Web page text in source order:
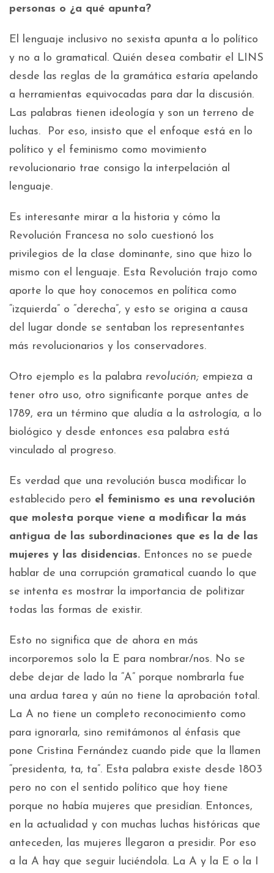
personas o ¿a qué apunta?
El lenguaje inclusivo no sexista apunta a lo político
y no a lo gramatical. Quién desea combatir el LINS
desde las reglas de la gramática estaría apelando
a herramientas equivocadas para dar la discusión.
Las palabras tienen ideología y son un terreno de
luchas. Por eso, insisto que el enfoque está en lo
político y el feminismo como movimiento
revolucionario trae consigo la interpelación al
lenguaje.
Es interesante mirar a la historia y cómo la
Revolución Francesa no solo cuestionó los
privilegios de la clase dominante, sino que hizo lo
mismo con el lenguaje. Esta Revolución trajo como
aporte lo que hoy conocemos en política como
“izquierda” o “derecha”, y esto se origina a causa
del lugar donde se sentaban los representantes
más revolucionarios y los conservadores.
Otro ejemplo es la palabra revolución; empieza a
tener otro uso, otro significante porque antes de
1789, era un término que aludía a la astrología, a lo
biológico y desde entonces esa palabra está
vinculado al progreso.
Es verdad que una revolución busca modificar lo
establecido pero el feminismo es una revolución
que molesta porque viene a modificar la más
antigua de las subordinaciones que es la de las
mujeres y las disidencias. Entonces no se puede
hablar de una corrupción gramatical cuando lo que
se intenta es mostrar la importancia de politizar
todas las formas de existir.
Esto no significa que de ahora en más
incorporemos solo la E para nombrar/nos. No se
debe dejar de lado la “A” porque nombrarla fue
una ardua tarea y aún no tiene la aprobación total.
La A no tiene un completo reconocimiento como
para ignorarla, sino remitámonos al énfasis que
pone Cristina Fernández cuando pide que la llamen
“presidenta, ta, ta”. Esta palabra existe desde 1803
pero no con el sentido político que hoy tiene
porque no había mujeres que presidían. Entonces,
en la actualidad y con muchas luchas históricas que
anteceden, las mujeres llegaron a presidir. Por eso
a la A hay que seguir luciéndola. La A y la E o la I